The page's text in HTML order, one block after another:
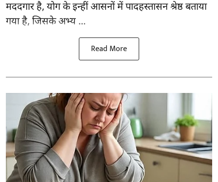
मददगार है, योग के इन्हीं आसनों में पादहस्तासन श्रेष्ठ बताया
गया है, जिसके अभ्य ...
Read More